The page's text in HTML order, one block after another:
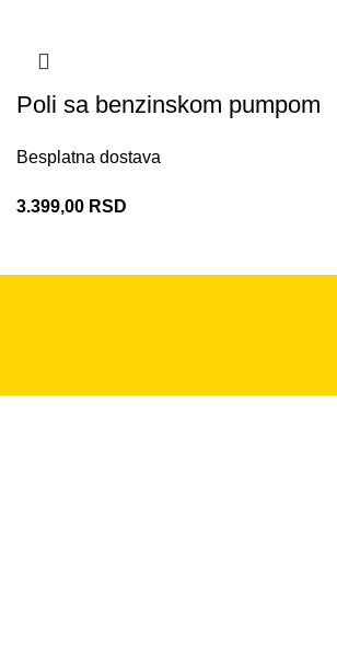
Poli sa benzinskom pumpom
Besplatna dostava
3.399,00 RSD